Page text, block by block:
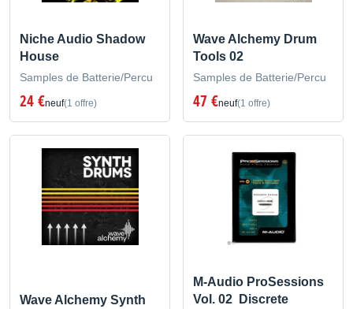
Niche Audio Shadow
House
Samples de Batterie/Percu
24 €neuf(1 offre)
Wave Alchemy Drum
Tools 02
Samples de Batterie/Percu
47 €neuf(1 offre)
Wave Alchemy Synth
M-Audio ProSessions
Vol. 02  Discrete